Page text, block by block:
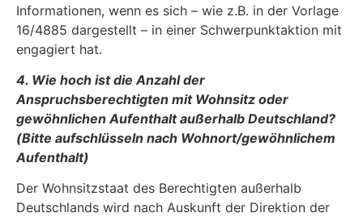
Informationen, wenn es sich – wie z.B. in der Vorlage
16/4885 dargestellt – in einer Schwerpunktaktion mit
engagiert hat.
4. Wie hoch ist die Anzahl der
Anspruchsberechtigten mit Wohnsitz oder
gewöhnlichen Aufenthalt außerhalb Deutschland?
(Bitte aufschlüsseln nach Wohnort/gewöhnlichem
Aufenthalt)
Der Wohnsitzstaat des Berechtigten außerhalb
Deutschlands wird nach Auskunft der Direktion der